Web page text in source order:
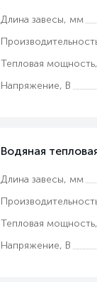
Длина завесы, мм
Тепловая
Напряжение, В
Водяная
Длина завесы, мм
Тепловая
Напряжение, В